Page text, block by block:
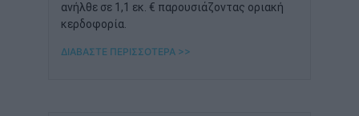
ανήλθε σε 1,1 εκ. € παρουσιάζοντας οριακή
κερδοφορία.
ΔΙΑΒΑΣΤΕ ΠΕΡΙΣΣΟΤΕΡΑ >>